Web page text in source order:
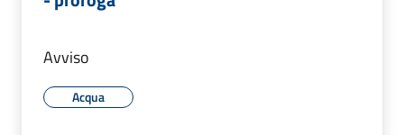
Avviso
Acqua